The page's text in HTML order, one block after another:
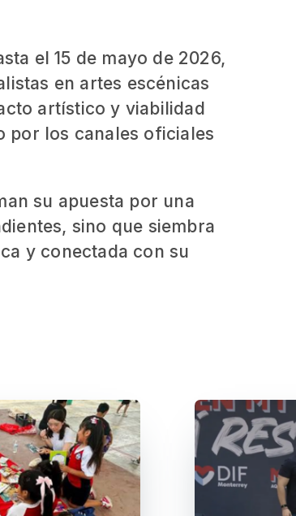
el 15 de mayo de 2026,
en artes escénicas
artístico y viabilidad
por los canales oficiales
su apuesta por una
sino que siembra
y conectada con su